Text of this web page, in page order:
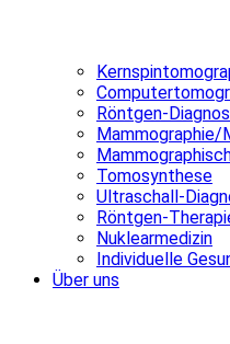
Röntgen-
Mammographie/
Tomosynthese
Ultraschall-
Röntgen-
Nuklearmedizin
Individuelle
Über uns